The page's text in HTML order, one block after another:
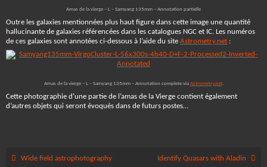
Amas de la vierge – L – Samyang 135mm – Annotation partielle
Outre les galaxies mentionnées plus haut figure dans cette image une quantité
hallucinante de galaxies référencées dans les catalogues NGC et IC. Les numéros
de ces galaxies sont annotées ci-dessous à l’aide du site Astrometry.net :
Amas de la vierge – L – Samyang 135mm – Annotation complete via Astrometry.net.
Cette photographie d’une partie de l’amas de la Vierge contient également
d’autres objets qui seront évoqués dans de futurs postes…
Wide field astrophotography Identify Quasars with Aladin